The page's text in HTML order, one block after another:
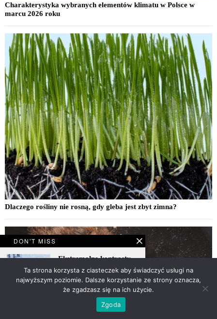
Charakterystyka wybranych elementów klimatu w Polsce w
marcu 2026 roku
Dlaczego rośliny nie rosną, gdy gleba jest zbyt zimna?
DON'T MISS
Ekstremalne kontrasty
termiczne w pierwszej
połowie 2026 roku
Ta strona korzysta z ciasteczek aby świadczyć usługi na
najwyższym poziomie. Dalsze korzystanie ze strony oznacza,
że zgadzasz się na ich użycie.
Zgoda